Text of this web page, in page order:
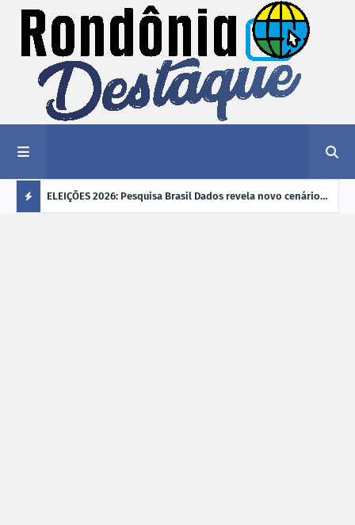
a mais ELEIÇÕES 2026: Pesquisa Brasil Dados revela novo cenário